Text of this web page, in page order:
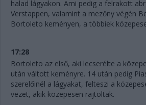
halad lágyakon. Ami pedig a felrakott
Verstappen, valamint a mezőny végén
Bortoleto keményen, a többiek
17:28
Bortoleto az első, aki lecserélte a
után váltott keményre. 14 után pedig
szerelőinél a lágyakat, felteszi a
vezet, akik közepesen rajtoltak.